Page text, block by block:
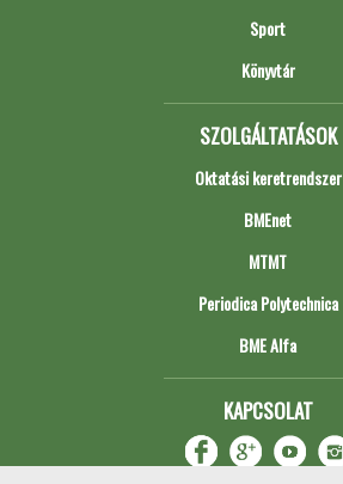
Sport
Könyvtár
SZOLGÁLTATÁSOK
Oktatási keretrendszer
BMEnet
MTMT
Periodica Polytechnica
BME Alfa
KAPCSOLAT